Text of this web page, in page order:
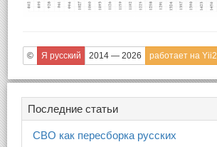
© Я русский 2014 — 2026 работает на Yii2
Последние статьи
СВО как пересборка русских